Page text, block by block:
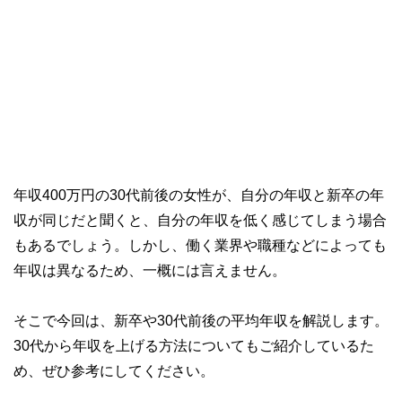
年収400万円の30代前後の女性が、自分の年収と新卒の年
収が同じだと聞くと、自分の年収を低く感じてしまう場合
もあるでしょう。しかし、働く業界や職種などによっても
年収は異なるため、一概には言えません。
そこで今回は、新卒や30代前後の平均年収を解説します。
30代から年収を上げる方法についてもご紹介しているた
め、ぜひ参考にしてください。